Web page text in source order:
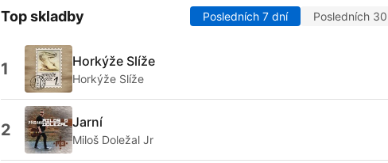
Top skladby Posledních 7 dní Posledních
1 Horkýže Slíže
Horkýže Slíže
2 Jarní
Miloš Doležal Jr